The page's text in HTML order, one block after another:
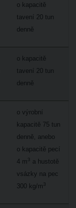
o kapacitě
tavení 20 tun
denně
o kapacitě
tavení 20 tun
denně
o výrobní
kapacitě 75 tun
denně, anebo
o kapacitě pecí
4 m 3 a hustotě
vsázky na pec
300 kg/m 3